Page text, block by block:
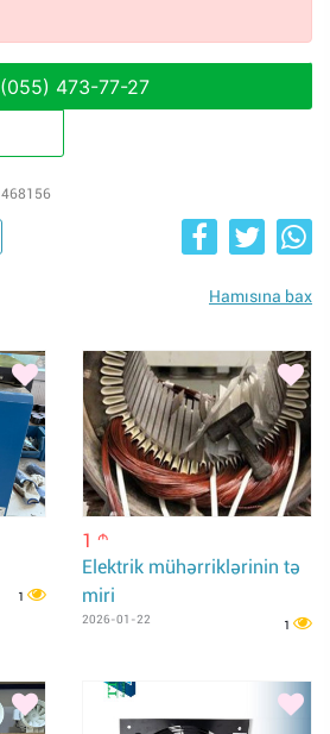
(055) 473-77-27
468156
Hamısına bax
1
1 m
Elektrik mühərriklərinin tə
miri
2026-01-22 1